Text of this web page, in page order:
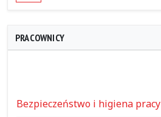
PRACOWNICY
Bezpieczeństwo i higiena pracy